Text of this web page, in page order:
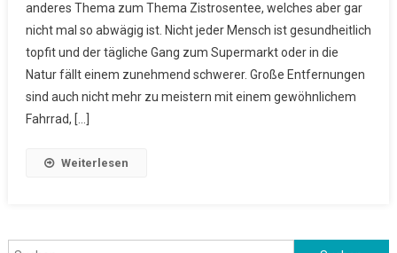
anderes Thema zum Thema Zistrosentee, welches aber gar
nicht mal so abwägig ist. Nicht jeder Mensch ist gesundheitlich
topfit und der tägliche Gang zum Supermarkt oder in die
Natur fällt einem zunehmend schwerer. Große Entfernungen
sind auch nicht mehr zu meistern mit einem gewöhnlichem
Fahrrad, […]
Weiterlesen
Suchen